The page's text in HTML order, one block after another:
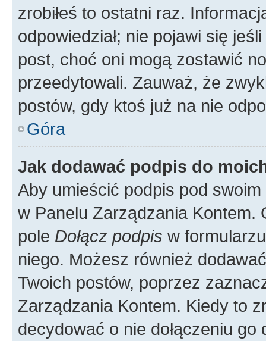
zrobiłeś to ostatni raz.
odpowiedział; nie pojawi się
post, choć oni mogą zostawić
przeedytowali. Zauważ, że
postów, gdy ktoś już na nie
Góra
Jak dodawać podpis do
Aby umieścić podpis pod
w Panelu Zarządzania
pole Dołącz podpis w
niego. Możesz również
Twoich postów, poprzez
Zarządzania Kontem. Kiedy to
decydować o nie dołączeniu